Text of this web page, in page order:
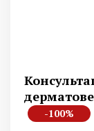
-100%